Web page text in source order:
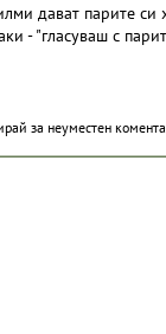
дават парите си
- "гласуваш с
за неуместен